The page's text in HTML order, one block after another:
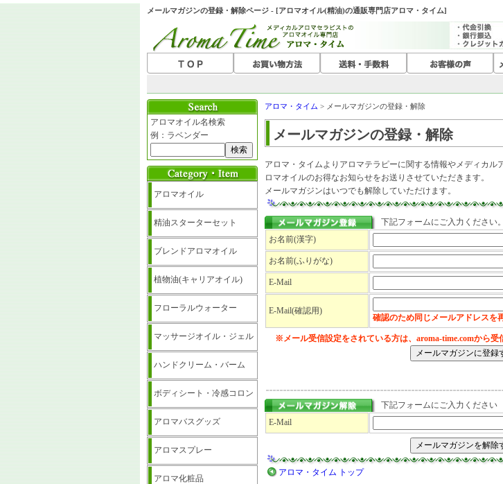
メールマガジンの登録・解除ページ - [アロマオイル(精油)の通販専門店アロマ・タイム]
アロマオイル名検索
例：ラベンダー
アロマオイル
精油スターターセット
ブレンドアロマオイル
植物油(キャリアオイル)
フローラルウォーター
マッサージオイル・ジェル
ハンドクリーム・バーム
ボディシート・冷感コロン
アロマバスグッズ
アロマスプレー
アロマ化粧品
アロマ・タイム > メールマガジンの登録・解除
メールマガジンの登録・解除
アロマ・タイムよりアロマテラピーに関する情報やメディカル
ロマオイルのお得なお知らせをお送りさせていただきます。
メールマガジンはいつでも解除していただけます。
下記フォームにご入力ください。
お名前(漢字)
お名前(ふりがな)
E-Mail
E-Mail(確認用)
確認のため同じメールアドレスを
※メール受信設定をされている方は、aroma-time.comから受
下記フォームにご入力ください
E-Mail
アロマ・タイム トップ